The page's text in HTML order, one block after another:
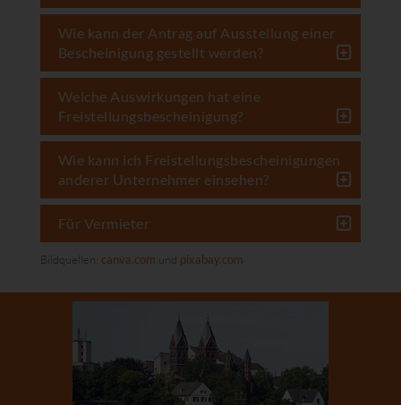
Wie kann der Antrag auf Ausstellung einer
Bescheinigung gestellt werden?
Welche Auswirkungen hat eine
Freistellungsbescheinigung?
Wie kann ich Freistellungsbescheinigungen
anderer Unternehmer einsehen?
Für Vermieter
Bildquellen: canva.com und pixabay.com